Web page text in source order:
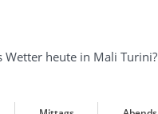
Wetter heute in Mali Turini?